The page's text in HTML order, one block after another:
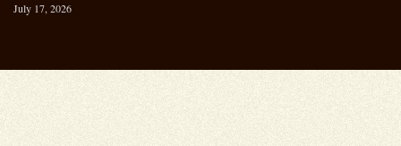
July 17, 2026